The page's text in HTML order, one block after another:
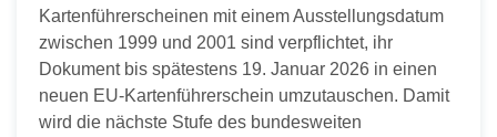
Kartenführerscheinen mit einem Ausstellungsdatum
zwischen 1999 und 2001 sind verpflichtet, ihr
Dokument bis spätestens 19. Januar 2026 in einen
neuen EU-Kartenführerschein umzutauschen. Damit
wird die nächste Stufe des bundesweiten